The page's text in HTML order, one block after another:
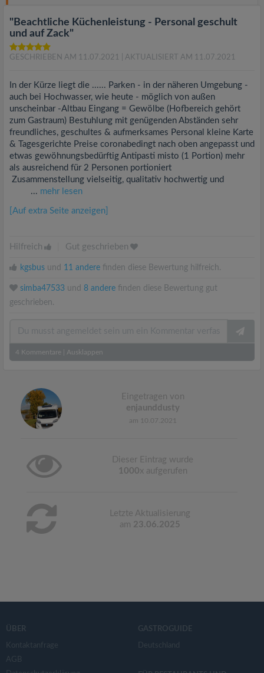
"Beachtliche Küchenleistung - Personal geschult
und auf Zack"
GESCHRIEBEN AM 11.07.2021 | AKTUALISIERT AM 11.07.2021
In der Kürze liegt die ...... Parken - in der näheren Umgebung -
auch bei Hochwasser, wie heute - möglich von außen
unscheinbar -Altbau Eingang = Gewölbe (Hofbereich gehört
zum Gastraum) Bestuhlung mit genügenden Abständen sehr
freundliches, geschultes & aufmerksames Personal kleine Karte
& Tagesgerichte Preise coronabedingt nach oben angepasst und
etwas gewöhnungsbedürftig Antipasti misto (1 Portion) mehr
als ausreichend für 2 Personen portioniert
Zusammenstellung vielseitig, qualitativ hochwertig und
... mehr lesen
[Auf extra Seite anzeigen]
Hilfreich Gut geschrieben
kgsbus und 11 andere finden diese Bewertung hilfreich.
simba47533 und 8 andere finden diese Bewertung gut
geschrieben.
4 Kommentare Ausklappen
Eingetragen von
enjaunddusty
am 10.07.2021
Dieser Eintrag wurde
1000x aufgerufen
Letzte Aktualisierung
am 23.06.2025
ÜBER
Kontaktanfrage
AGB
GASTROGUIDE
Deutschland